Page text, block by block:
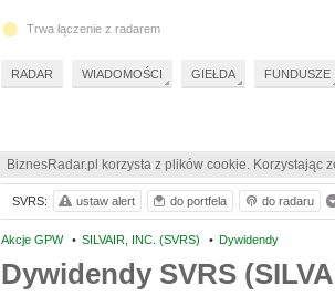
BiznesRadar.pl korzysta z plików cookie.
Akcje GPW • SILVAIR, INC. (SVRS) • Dywidendy
Dywidendy SVRS
SVRS: ustaw alert do portfela do radaru
Trwa łączenie z radarem
RADAR WIADOMOŚCI GIEŁDA FUNDUSZE